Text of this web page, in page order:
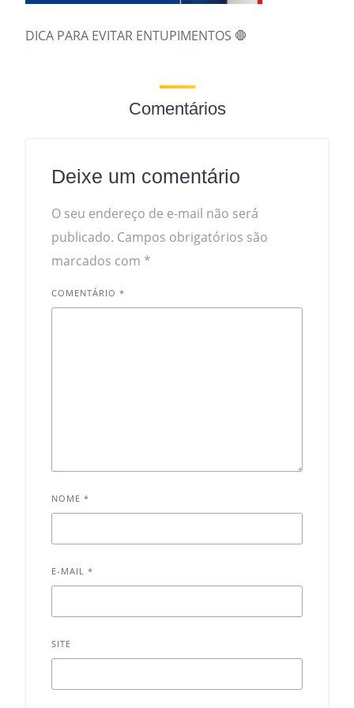
DICA PARA EVITAR ENTUPIMENTOS 🛑
Comentários
Deixe um comentário
O seu endereço de e-mail não será
publicado. Campos obrigatórios são
marcados com *
COMENTÁRIO *
NOME *
E-MAIL *
SITE